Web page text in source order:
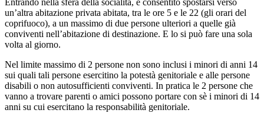
Entrando nella sfera della socialità, è consentito spostarsi verso
un’altra abitazione privata abitata, tra le ore 5 e le 22 (gli orari del
coprifuoco), a un massimo di due persone ulteriori a quelle già
conviventi nell’abitazione di destinazione. E lo si può fare una sola
volta al giorno.
Nel limite massimo di 2 persone non sono inclusi i minori di anni 14
sui quali tali persone esercitino la potestà genitoriale e alle persone
disabili o non autosufficienti conviventi. In pratica le 2 persone che
vanno a trovare parenti o amici possono portare con sè i minori di 14
anni su cui esercitano la responsabilità genitoriale.